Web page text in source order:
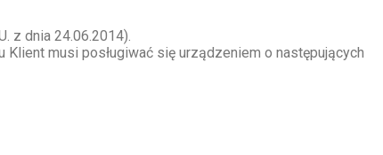
z dnia 24.06.2014).
musi posługiwać się urządzeniem o następujących